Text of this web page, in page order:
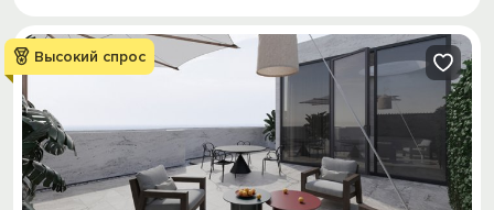
Высокий спрос